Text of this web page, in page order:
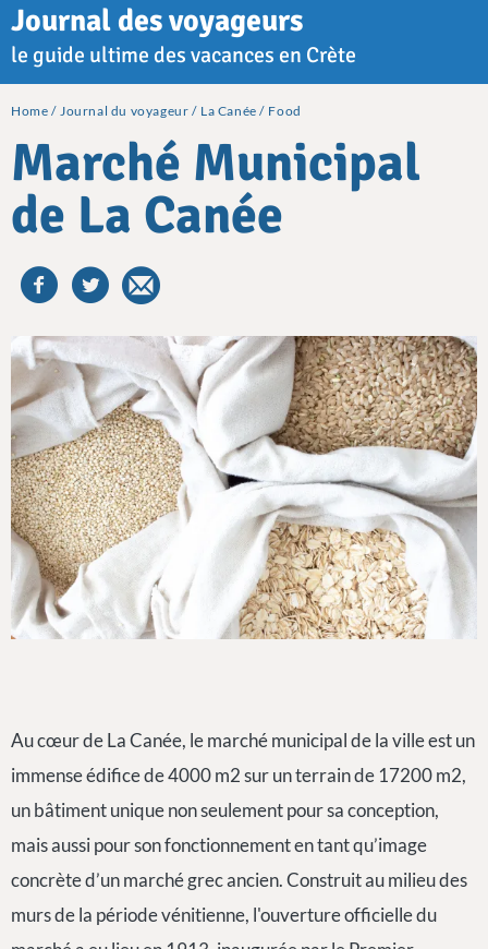
Journal des voyageurs
le guide ultime des vacances en Crète
Home Journal du voyageur La Canée Food
Marché Municipal
de La Canée
Au cœur de La Canée, le marché municipal de la ville est un
immense édifice de 4000 m2 sur un terrain de 17200 m2,
un bâtiment unique non seulement pour sa conception,
mais aussi pour son fonctionnement en tant qu’image
concrète d’un marché grec ancien. Construit au milieu des
murs de la période vénitienne, l'ouverture officielle du